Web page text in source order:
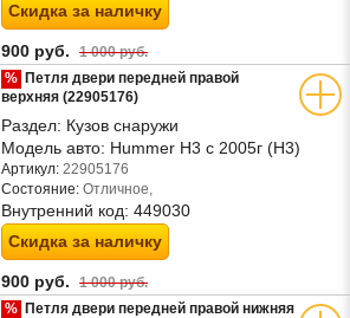
Скидка за наличку
900 руб. 1 000 руб.
% Петля двери передней правой
верхняя (22905176)
Раздел: Кузов снаружи
Модель авто: Hummer H3 с 2005г (Н3)
Артикул: 22905176
Состояние: Отличное,
Внутренний код: 449030
Скидка за наличку
900 руб. 1 000 руб.
% Петля двери передней правой нижняя